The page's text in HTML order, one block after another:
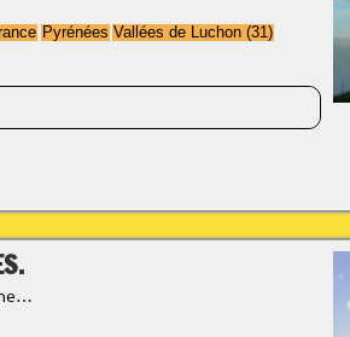
Pyrénées Vallées de Luchon (31)